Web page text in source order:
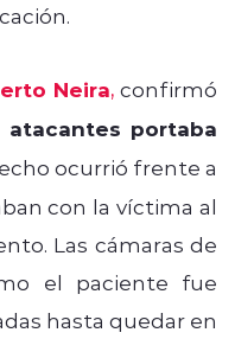
Neira, confirmó
atacantes portaba
ocurrió frente a
con la víctima al
Las cámaras de
el paciente fue
hasta quedar en